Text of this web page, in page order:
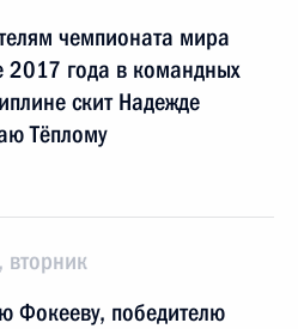
чемпионата мира
2017 года в командных
скит Надежде
Тёплому
вторник
Фокееву, победителю